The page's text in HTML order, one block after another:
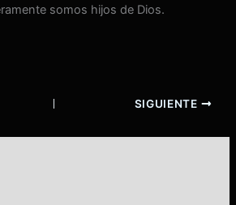
somos hijos de Dios.
SIGUIENTE